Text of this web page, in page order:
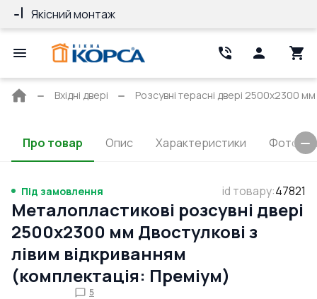
Якісний монтаж
Головна
Вхідні двері Розсувні терасні двері 2500x2300
Про товар Опис Характеристики Фото та
Під замовлення id товару:47821
Металопластикові розсувні двері
2500x2300 мм Двостулкові з
лівим відкриванням
(комплектація: Преміум)
5